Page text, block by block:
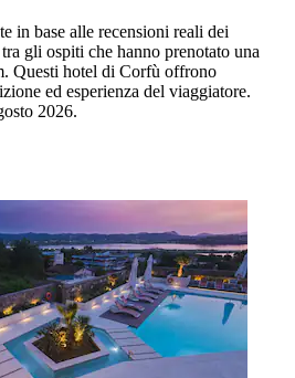
in base alle recensioni reali dei
gli ospiti che hanno prenotato una
Questi hotel di Corfù offrono
ed esperienza del viaggiatore.
2026.